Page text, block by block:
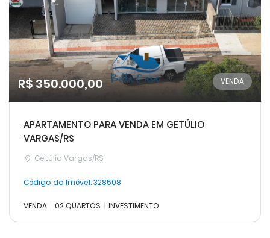
R$ 350.000,00 VENDA
APARTAMENTO PARA VENDA EM GETÚLIO
VARGAS/RS
Getúlio Vargas/RS
Código do Imóvel:328508
VENDA 02 QUARTOS INVESTIMENTO